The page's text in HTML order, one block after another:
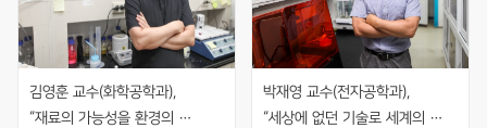
김영훈 교수(화학공학과),
“재료의 가능성을 환경의
박재영 교수(전자공학과),
“세상에 없던 기술로 세계의